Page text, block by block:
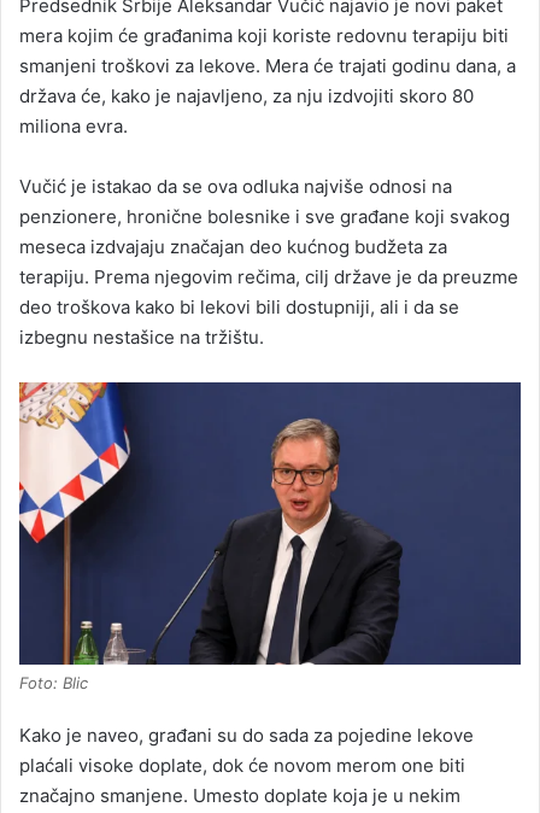
Predsednik Srbije Aleksandar Vučić najavio je novi paket
mera kojim će građanima koji koriste redovnu terapiju biti
smanjeni troškovi za lekove. Mera će trajati godinu dana, a
država će, kako je najavljeno, za nju izdvojiti skoro 80
miliona evra.
Vučić je istakao da se ova odluka najviše odnosi na
penzionere, hronične bolesnike i sve građane koji svakog
meseca izdvajaju značajan deo kućnog budžeta za
terapiju. Prema njegovim rečima, cilj države je da preuzme
deo troškova kako bi lekovi bili dostupniji, ali i da se
izbegnu nestašice na tržištu.
Foto: Blic
Kako je naveo, građani su do sada za pojedine lekove
plaćali visoke doplate, dok će novom merom one biti
značajno smanjene. Umesto doplate koja je u nekim